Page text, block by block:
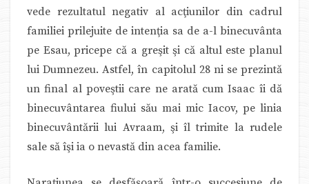
vede rezultatul negativ al acţiunilor din cadrul
familiei prilejuite de intenţia sa de a-l binecuvânta
pe Esau, pricepe că a greşit şi că altul este planul
lui Dumnezeu. Astfel, în capitolul 28 ni se prezintă
un final al poveştii care ne arată cum Isaac îi dă
binecuvântarea fiului său mai mic Iacov, pe linia
binecuvântării lui Avraam, şi îl trimite la rudele
sale să îşi ia o nevastă din acea familie.